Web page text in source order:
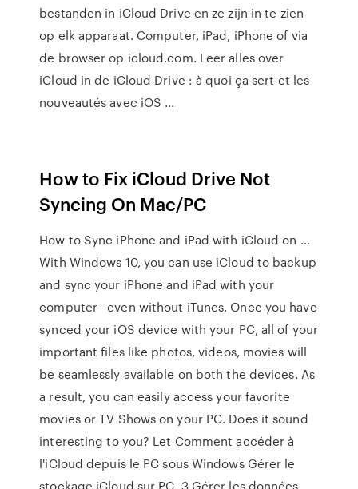
bestanden in iCloud Drive en ze zijn in te zien
op elk apparaat. Computer, iPad, iPhone of via
de browser op icloud.com. Leer alles over
iCloud in de iCloud Drive : à quoi ça sert et les
nouveautés avec iOS ...
How to Fix iCloud Drive Not
Syncing On Mac/PC
How to Sync iPhone and iPad with iCloud on …
With Windows 10, you can use iCloud to backup
and sync your iPhone and iPad with your
computer– even without iTunes. Once you have
synced your iOS device with your PC, all of your
important files like photos, videos, movies will
be seamlessly available on both the devices. As
a result, you can easily access your favorite
movies or TV Shows on your PC. Does it sound
interesting to you? Let Comment accéder à
l'iCloud depuis le PC sous Windows Gérer le
stockage iCloud sur PC. 3 Gérer les données